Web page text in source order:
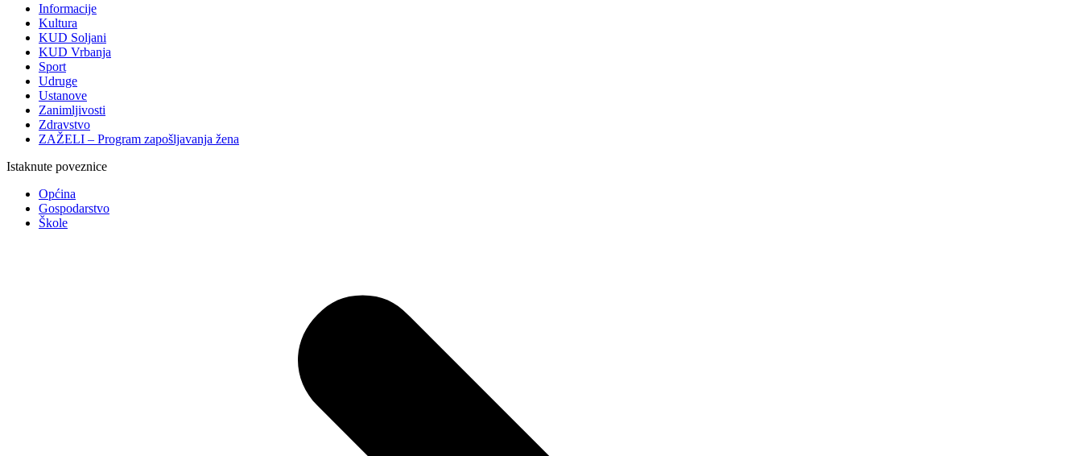
Informacije
Kultura
KUD Soljani
KUD Vrbanja
Sport
Udruge
Ustanove
Zanimljivosti
Zdravstvo
ZAŽELI – Program zapošljavanja žena
Istaknute poveznice
Općina
Gospodarstvo
Škole